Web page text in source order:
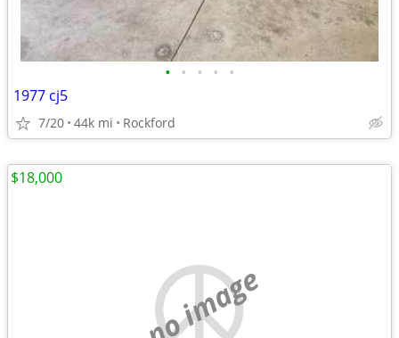
• • • • •
1977 cj5
7/20 44k mi Rockford
no image
$18,000